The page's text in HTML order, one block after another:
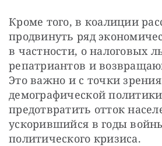
Кроме того, в коалиции
продвинуть ряд
в частности, о налоговых
репатриантов и
Это важно и с точки зрения
демографической
предотвратить отток
ускорившийся в годы
политического кризиса.